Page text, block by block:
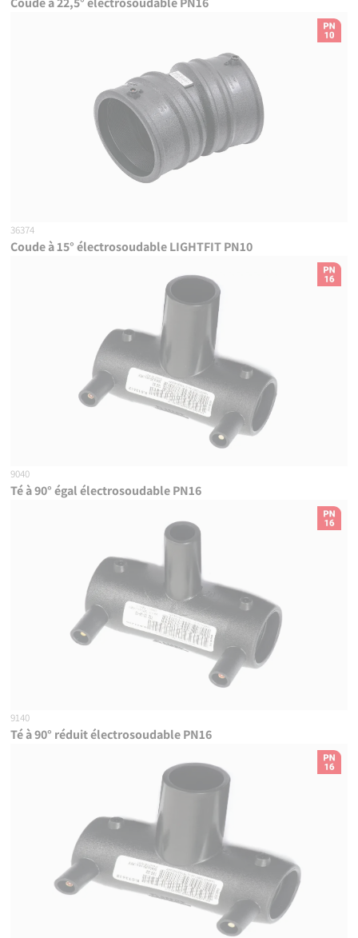
36374
Coude à 15° électrosoudable LIGHTFIT PN10
9040
Té à 90° égal électrosoudable PN16
9140
Té à 90° réduit électrosoudable PN16